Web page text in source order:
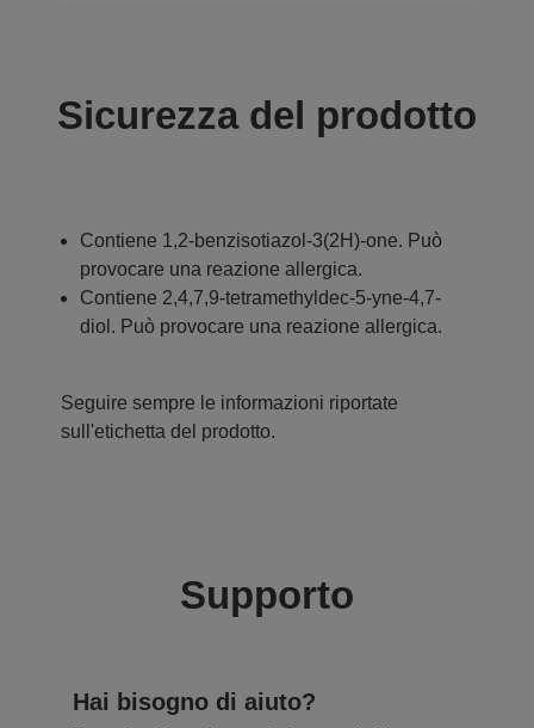
Sicurezza del prodotto
Contiene 1,2-benzisotiazol-3(2H)-one. Può
provocare una reazione allergica.
Contiene 2,4,7,9-tetramethyldec-5-yne-4,7-
diol. Può provocare una reazione allergica.
Seguire sempre le informazioni riportate
sull'etichetta del prodotto.
Supporto
Hai bisogno di aiuto?